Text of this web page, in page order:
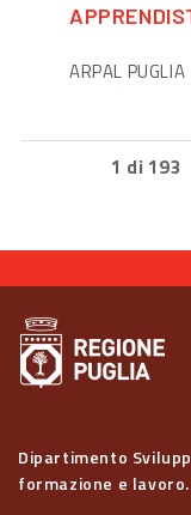
ARPAL PUGLIA
1 di 193
Dipartimento
formazione e lavoro.